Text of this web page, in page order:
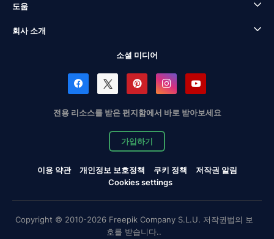
도움
회사 소개
소셜 미디어
전용 리소스를 받은 편지함에서 바로 받아보세요
가입하기
이용 약관 개인정보 보호정책 쿠키 정책
저작권 알림
Cookies settings
Copyright © 2010-2026 Freepik Company S.L.U. 저작권법의 보
호를 받습니다..